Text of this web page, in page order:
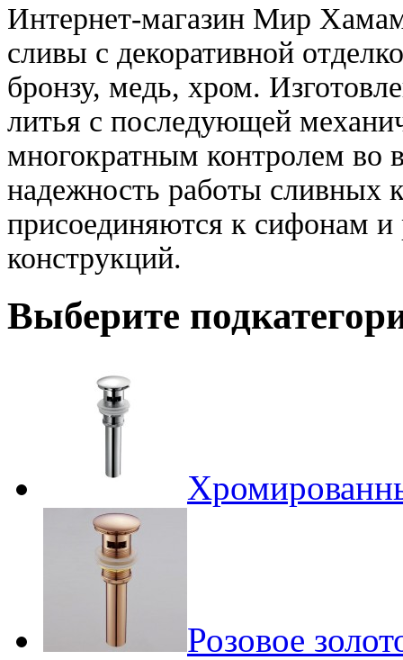
Интернет-магазин Мир
сливы с декоративной
бронзу, медь, хром.
литья с последующей
многократным контролем во
надежность работы сливных
присоединяются к сифонам
конструкций.
Выберите
Розовое